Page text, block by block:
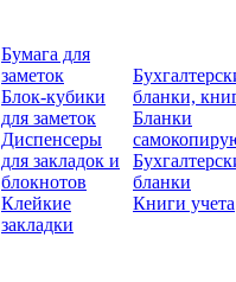
Бумага для
заметок
Блок-кубики
для заметок
Диспенсеры
для закладок и
блокнотов
Клейкие
закладки
бланки,
Бланки
бланки
Книги учета